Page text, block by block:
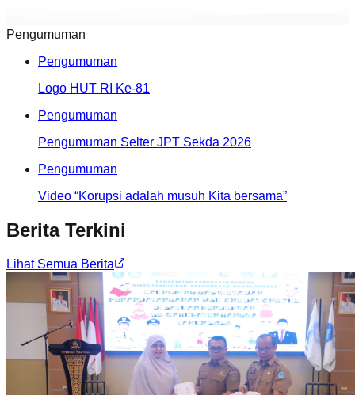
Pengumuman
Pengumuman
Logo HUT RI Ke-81
Pengumuman
Pengumuman Selter JPT Sekda 2026
Pengumuman
Video “Korupsi adalah musuh Kita bersama”
Berita Terkini
Lihat Semua Berita